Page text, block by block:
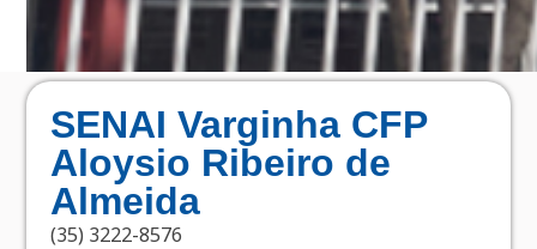
SENAI Varginha CFP
Aloysio Ribeiro de
Almeida
(35) 3222-8576